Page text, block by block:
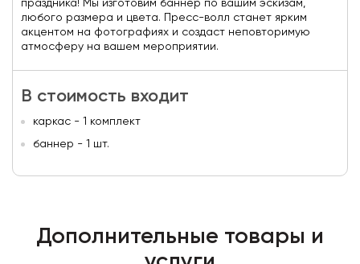
праздника! Мы изготовим баннер по вашим эскизам,
любого размера и цвета. Пресс-волл станет ярким
акцентом на фотографиях и создаст неповторимую
атмосферу на вашем мероприятии.
В стоимость входит
каркас - 1 комплект
баннер - 1 шт.
Дополнительные товары и